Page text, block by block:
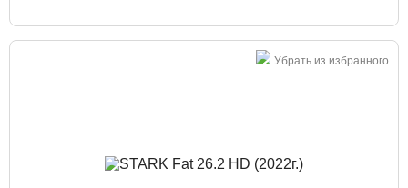
Убрать из избранного